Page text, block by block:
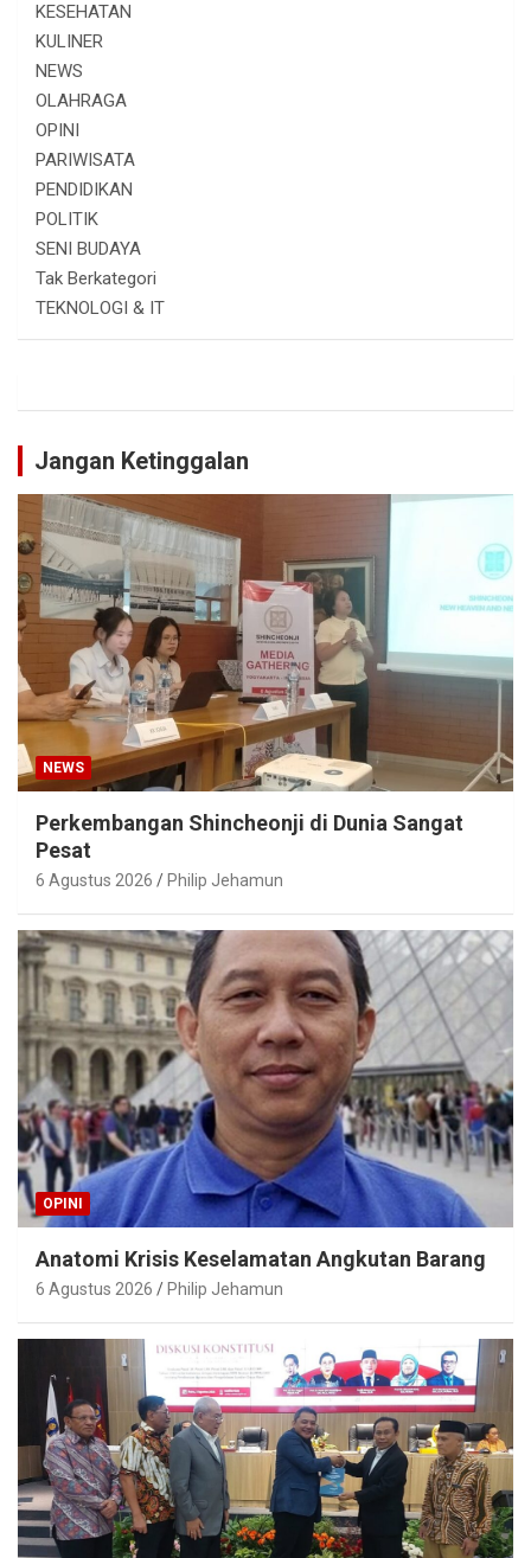
KESEHATAN
KULINER
NEWS
OLAHRAGA
OPINI
PARIWISATA
PENDIDIKAN
POLITIK
SENI BUDAYA
Tak Berkategori
TEKNOLOGI & IT
Jangan Ketinggalan
NEWS
Perkembangan Shincheonji di Dunia Sangat
Pesat
6 Agustus 2026 Philip Jehamun
OPINI
Anatomi Krisis Keselamatan Angkutan Barang
6 Agustus 2026 Philip Jehamun